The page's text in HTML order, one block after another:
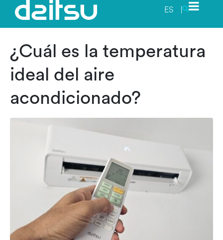
ES |
¿Cuál es la temperatura
ideal del aire
acondicionado?